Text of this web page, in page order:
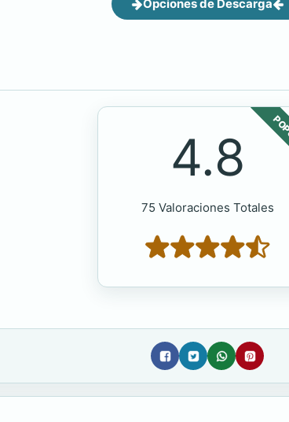
Opciones de Descarga
4.8
75 Valoraciones Totales